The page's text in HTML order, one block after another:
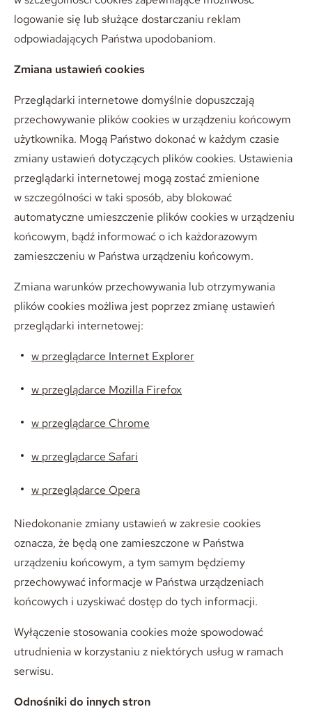
logowanie się lub służące dostarczaniu reklam
odpowiadających Państwa upodobaniom.
Zmiana ustawień cookies
Przeglądarki internetowe domyślnie dopuszczają
przechowywanie plików cookies w urządzeniu końcowym
użytkownika. Mogą Państwo dokonać w każdym czasie
zmiany ustawień dotyczących plików cookies. Ustawienia
przeglądarki internetowej mogą zostać zmienione
w szczególności w taki sposób, aby blokować
automatyczne umieszczenie plików cookies w urządzeniu
końcowym, bądź informować o ich każdorazowym
zamieszczeniu w Państwa urządzeniu końcowym.
Zmiana warunków przechowywania lub otrzymywania
plików cookies możliwa jest poprzez zmianę ustawień
przeglądarki internetowej:
w przeglądarce Internet Explorer
w przeglądarce Mozilla Firefox
w przeglądarce Chrome
w przeglądarce Safari
w przeglądarce Opera
Niedokonanie zmiany ustawień w zakresie cookies
oznacza, że będą one zamieszczone w Państwa
urządzeniu końcowym, a tym samym będziemy
przechowywać informacje w Państwa urządzeniach
końcowych i uzyskiwać dostęp do tych informacji.
Wyłączenie stosowania cookies może spowodować
utrudnienia w korzystaniu z niektórych usług w ramach
serwisu.
Odnośniki do innych stron